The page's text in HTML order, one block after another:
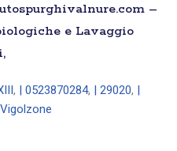
–
e Lavaggio
, | 0523870284, | 29020,
| Vigolzone